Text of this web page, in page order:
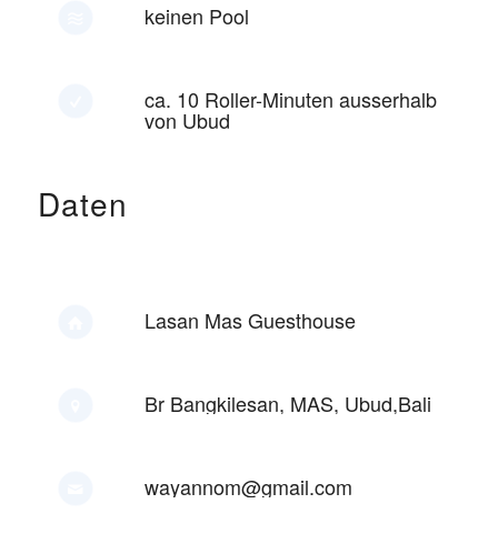
keinen Pool
ca. 10 Roller-Minuten ausserhalb
von Ubud
Daten
Lasan Mas Guesthouse
Br Bangkilesan, MAS, Ubud,Bali
wayannom@gmail.com